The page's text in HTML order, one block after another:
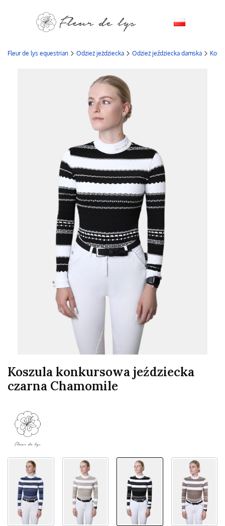
Fleur de lys equestrian Odzież jeżdziecka Odzież jeździecka damska
Koszula konkursowa jeździecka
czarna Chamomile